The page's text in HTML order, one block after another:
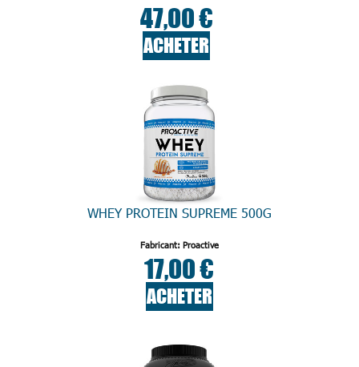
47,00 €
ACHETER
WHEY PROTEIN SUPREME 500G
Fabricant: Proactive
17,00 €
ACHETER